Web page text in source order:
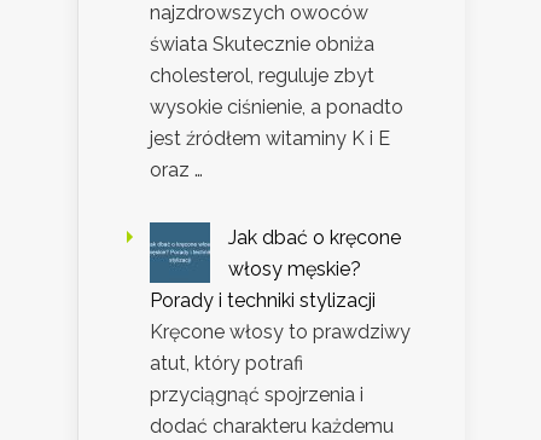
najzdrowszych owoców
świata Skutecznie obniża
cholesterol, reguluje zbyt
wysokie ciśnienie, a ponadto
jest źródłem witaminy K i E
oraz …
Jak dbać o kręcone
włosy męskie?
Porady i techniki stylizacji
Kręcone włosy to prawdziwy
atut, który potrafi
przyciągnąć spojrzenia i
dodać charakteru każdemu